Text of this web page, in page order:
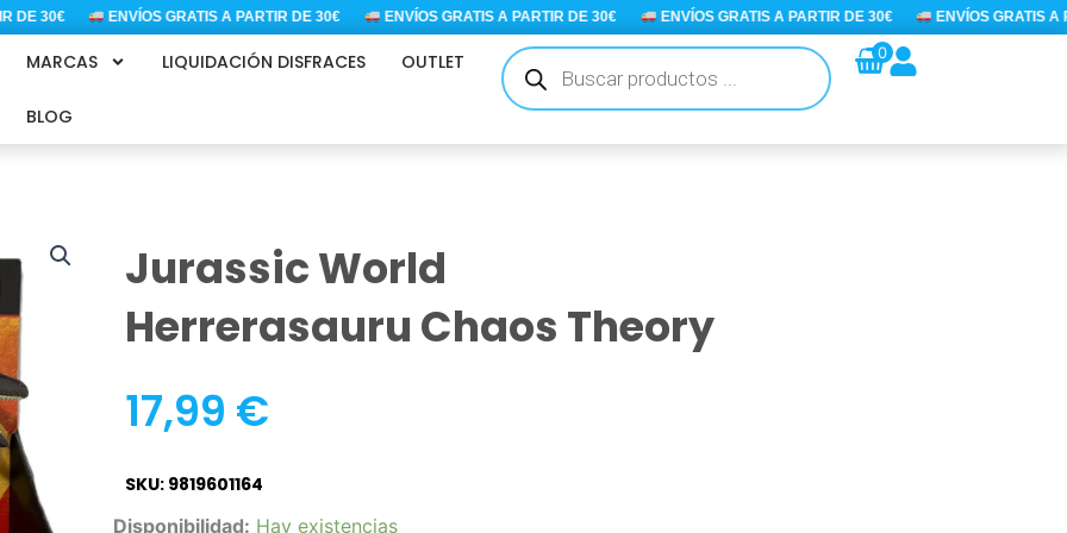
30€ ENVÍOS GRATIS A PARTIR DE 30€ ENVÍOS GRATIS A PARTIR DE 30€ ENVÍOS GRATIS A PARTIR DE 30€ ENVÍOS GRATIS A
MARCAS LIQUIDACIÓN DISFRACES OUTLET
BLOG
Búsqueda
de
productos
0
Jurassic World
Herrerasauru Chaos Theory
17,99 €
SKU: 9819601164
Disponibilidad: Hay existencias
Jurassic